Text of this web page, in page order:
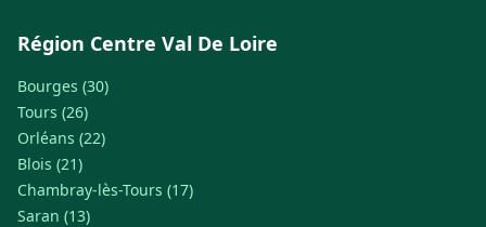
Région Centre Val De Loire
Bourges (30)
Tours (26)
Orléans (22)
Blois (21)
Chambray-lès-Tours (17)
Saran (13)